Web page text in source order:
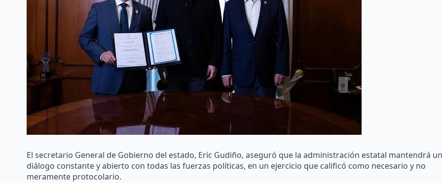
El secretario General de Gobierno del estado, Eric Gudiño, aseguró que la administración estatal mantendrá un
diálogo constante y abierto con todas las fuerzas políticas, en un ejercicio que calificó como necesario y no
meramente protocolario.